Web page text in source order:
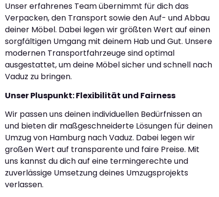
Unser erfahrenes Team übernimmt für dich das
Verpacken, den Transport sowie den Auf- und Abbau
deiner Möbel. Dabei legen wir größten Wert auf einen
sorgfältigen Umgang mit deinem Hab und Gut. Unsere
modernen Transportfahrzeuge sind optimal
ausgestattet, um deine Möbel sicher und schnell nach
Vaduz zu bringen.
Unser Pluspunkt: Flexibilität und Fairness
Wir passen uns deinen individuellen Bedürfnissen an
und bieten dir maßgeschneiderte Lösungen für deinen
Umzug von Hamburg nach Vaduz. Dabei legen wir
großen Wert auf transparente und faire Preise. Mit
uns kannst du dich auf eine termingerechte und
zuverlässige Umsetzung deines Umzugsprojekts
verlassen.